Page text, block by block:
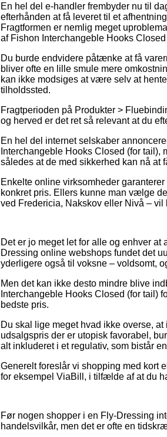
En hel del e-handler frembyder nu til
efterhånden at få leveret til et
Fragtformen er nemlig meget
af Fishon Interchangeble Hooks Closed
Du burde endvidere påtænke at få
bliver ofte en lille smule mere
kan ikke modsiges at være selv at
tilholdssted.
Fragtperioden på Produkter >
og herved er det ret så relevant at du
En hel del internet selskaber
Interchangeble Hooks Closed (for
således at de med sikkerhed kan nå at
Enkelte online virksomheder
konkret pris. Ellers kunne man vælge
ved Fredericia, Nakskov eller Nivå –
Det er jo meget let for alle og enhver
Dressing online webshops fundet det
yderligere også til voksne – voldsomt,
Men det kan ikke desto mindre blive
Interchangeble Hooks Closed (for tail)
bedste pris.
Du skal lige meget hvad ikke overse,
udsalgspris der er utopisk favorabel,
alt inkluderet i et regulativ, som bistår
Generelt foreslår vi shopping med kort
for eksempel ViaBill, i tilfælde af at du
Før nogen shopper i en Fly-Dressing
handelsvilkår, men det er ofte en